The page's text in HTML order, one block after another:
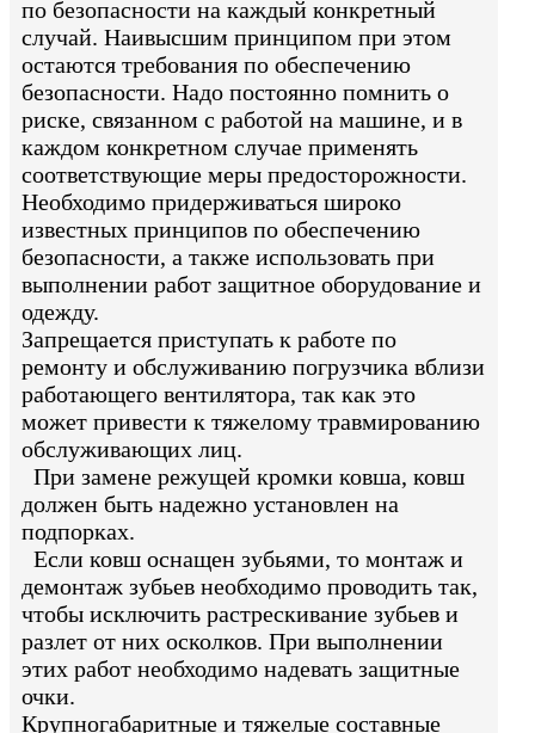
по безопасности на каждый конкретный
случай. Наивысшим принципом при этом
остаются требования по обеспечению
безопасности. Надо постоянно помнить о
риске, связанном с работой на машине, и в
каждом конкретном случае применять
соответствующие меры предосторожности.
Необходимо придерживаться широко
известных принципов по обеспечению
безопасности, а также использовать при
выполнении работ защитное оборудование и
одежду.
Запрещается приступать к работе по
ремонту и обслуживанию погрузчика вблизи
работающего вентилятора, так как это
может привести к тяжелому травмированию
обслуживающих лиц.
При замене режущей кромки ковша, ковш
должен быть надежно установлен на
подпорках.
Если ковш оснащен зубьями, то монтаж и
демонтаж зубьев необходимо проводить так,
чтобы исключить растрескивание зубьев и
разлет от них осколков. При выполнении
этих работ необходимо надевать защитные
очки.
Крупногабаритные и тяжелые составные